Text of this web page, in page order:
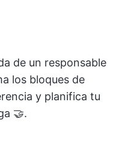
de un responsable
los bloques de
y planifica tu
🤝.